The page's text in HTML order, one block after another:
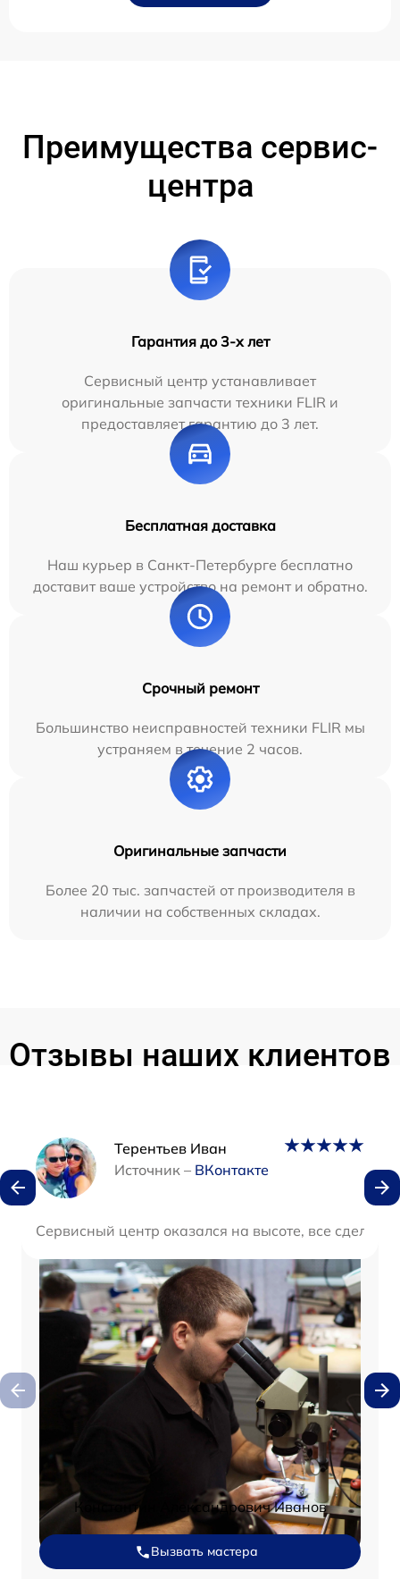
Преимущества сервис-
центра
Гарантия до 3-х лет
Сервисный центр устанавливает
оригинальные запчасти техники FLIR и
предоставляет гарантию до 3 лет.
Бесплатная доставка
Наш курьер в Санкт-Петербурге бесплатно
доставит ваше устройство на ремонт и обратно.
Срочный ремонт
Большинство неисправностей техники FLIR мы
устраняем в течение 2 часов.
Оригинальные запчасти
Более 20 тыс. запчастей от производителя в
наличии на собственных складах.
Отзывы наших клиентов
Терентьев Иван
Источник – ВКонтакте
Сервисный центр оказался на высоте, все
Наши мастера
Константин Александрович Иванов
Вызвать мастера